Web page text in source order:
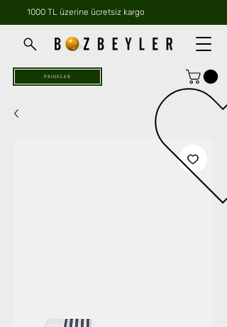
1000 TL üzerine ücretsiz kargo
PROJELER